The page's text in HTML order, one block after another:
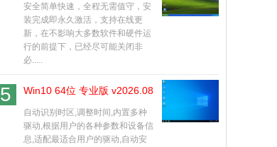
安全简单快速，全程无需值守，安
装完成即永久激活，支持在线更
新，在不影响大多数软件和硬件运
行的前提下，已经尽可能关闭非
必.....
5 Win10 64位 专业版 v2026.08
自动识别时区,调整时间,内置多种
驱动,根据用户的各种参数和设备信
息,适配最适合用户的驱动,自动安